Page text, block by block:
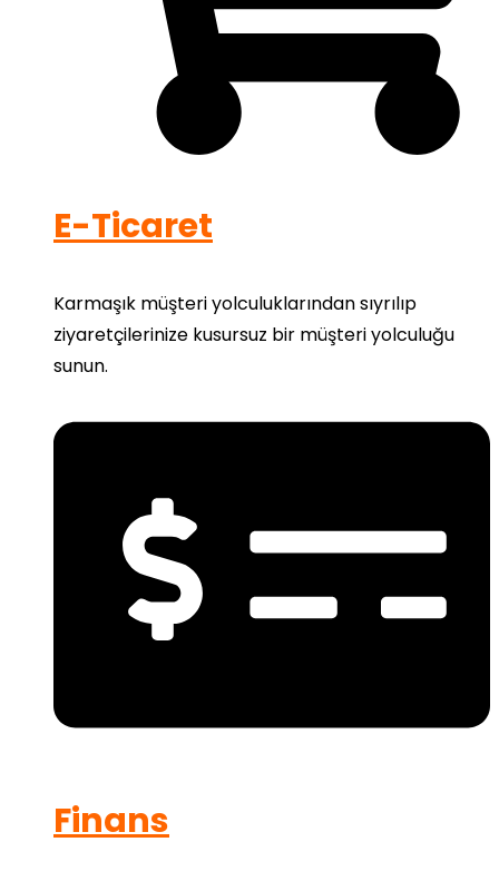
E-Ticaret
Karmaşık müşteri yolculuklarından sıyrılıp
ziyaretçilerinize kusursuz bir müşteri yolculuğu
sunun.
Finans